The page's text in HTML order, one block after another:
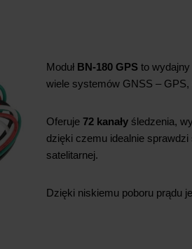
Moduł BN-180 GPS to wydajny
wiele systemów GNSS –
Oferuje 72 kanały śledzenia,
dzięki czemu idealnie
satelitarnej.
Dzięki niskiemu poboru prądu